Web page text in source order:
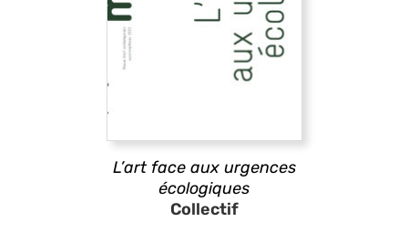
L’art face aux urgences
écologiques
Collectif